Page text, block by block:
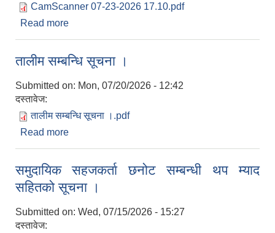
CamScanner 07-23-2026 17.10.pdf
Read more
तालीम सम्बन्धि सूचना ।
Submitted on: Mon, 07/20/2026 - 12:42
दस्तावेज:
तालीम सम्बन्धि सूचना ।.pdf
Read more
समुदायिक सहजकर्ता छनोट सम्बन्धी थप म्याद
सहितको सूचना ।
Submitted on: Wed, 07/15/2026 - 15:27
दस्तावेज: